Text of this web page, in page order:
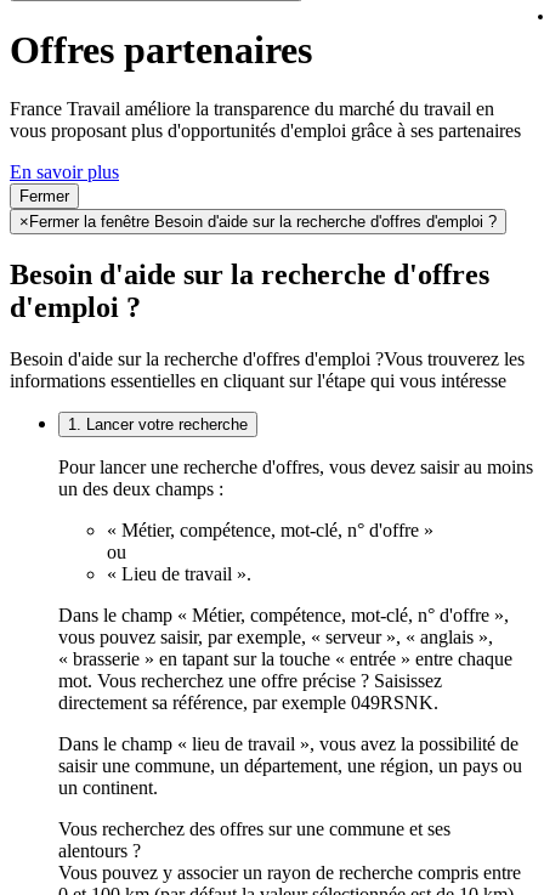
Offres partenaires
France Travail améliore la transparence du marché du travail en
vous proposant plus d'opportunités d'emploi grâce à ses partenaires
En savoir plus
Fermer
× Fermer la fenêtre Besoin d'aide sur la recherche d'offres d'emploi ?
Besoin d'aide sur la recherche d'offres
d'emploi ?
Besoin d'aide sur la recherche d'offres d'emploi ?Vous trouverez les
informations essentielles en cliquant sur l'étape qui vous intéresse
1. Lancer votre recherche
Pour lancer une recherche d'offres, vous devez saisir au moins
un des deux champs :
« Métier, compétence, mot-clé, n° d'offre »
ou
« Lieu de travail ».
Dans le champ « Métier, compétence, mot-clé, n° d'offre »,
vous pouvez saisir, par exemple, « serveur », « anglais »,
« brasserie » en tapant sur la touche « entrée » entre chaque
mot. Vous recherchez une offre précise ? Saisissez
directement sa référence, par exemple 049RSNK.
Dans le champ « lieu de travail », vous avez la possibilité de
saisir une commune, un département, une région, un pays ou
un continent.
Vous recherchez des offres sur une commune et ses
alentours ?
Vous pouvez y associer un rayon de recherche compris entre